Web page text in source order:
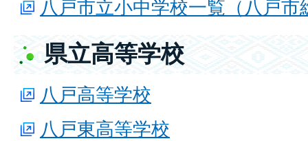
八戸市立小中学校一覧（八戸
県立高等学校
八戸高等学校
八戸東高等学校